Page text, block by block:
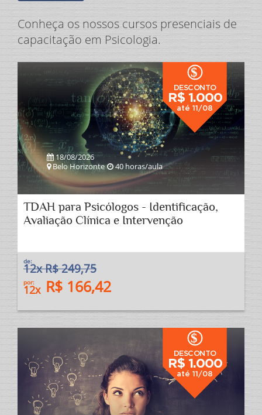
Conheça os nossos cursos presenciais de
capacitação em Psicologia.
$
DESCONTO
R$ 1.000
até 11/08
18/08/2026
Belo Horizonte
40 horas/aula
TDAH para Psicólogos - Identificação,
Avaliação Clínica e Intervenção
de:
12x R$ 249,75
por:
12x R$ 166,42
$
DESCONTO
R$ 1.000
até 11/08